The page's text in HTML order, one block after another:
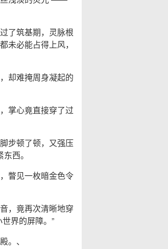
了筑基期，灵脉根
未必能占得上风，
却难掩周身凝起的
掌心竟直接穿了过
步顿了顿，又强压
西。
瞥见一枚暗金色令
，竟再次清晰地穿
界的屏障。”
。、